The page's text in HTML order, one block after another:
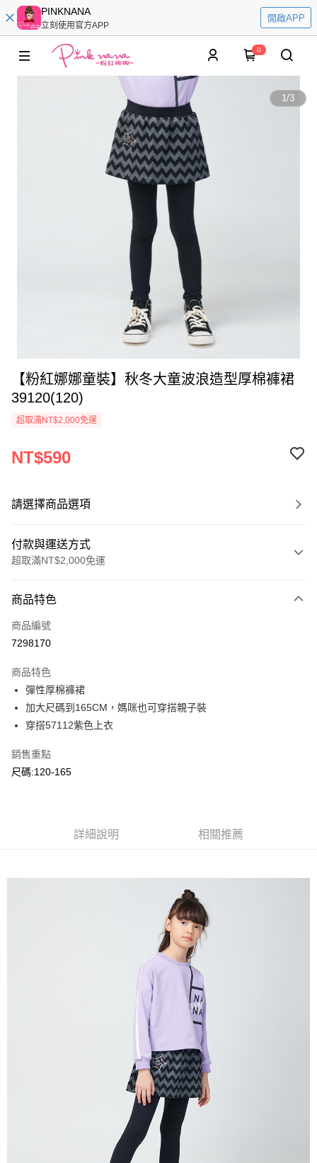
PINKNANA
立刻使用官方APP
開啟APP
0
1/3
【粉紅娜娜童裝】秋冬大童波浪造型厚棉褲裙
39120(120)
超取滿NT$2,000免運
NT$590
請選擇商品選項
付款與運送方式
超取滿NT$2,000免運
信用卡一次付款
超商取貨付款
Apple Pay
Google Pay
運送方式
付款後全家取貨
每筆NT$80，滿NT$2,000(含以上)免運費
每筆NT$80，滿NT$2,000(含以上)免運費
每筆NT$80，滿NT$2,000(含以上)免運費
商品特色
商品編號
7298170
商品特色
彈性厚棉褲裙
加大尺碼到165CM，媽咪也可穿搭親子裝
穿搭57112紫色上衣
銷售重點
尺碼:120-165
詳細說明 相關推薦